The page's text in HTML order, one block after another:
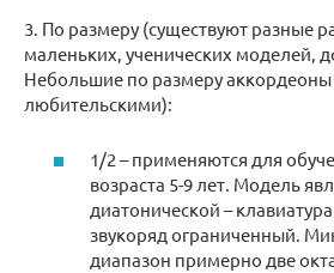
3. По размеру (существуют разные
маленьких, ученических моделей,
Небольшие по размеру
любительскими):
1/2 – применяются для
возраста 5-9 лет. Модель
диатонической –
звукоряд ограниченный.
диапазон примерно две